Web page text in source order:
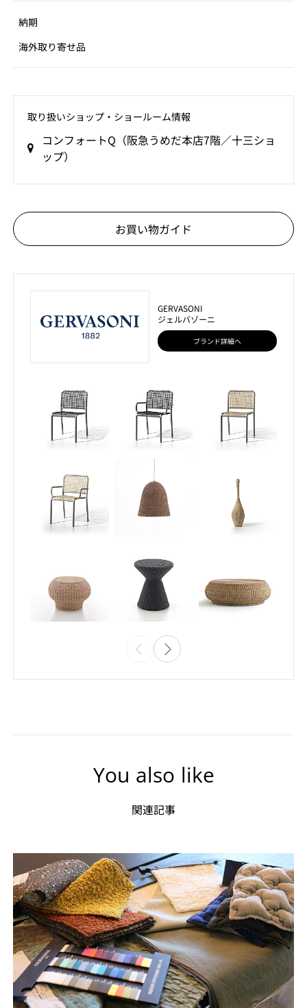
納期
海外取り寄せ品
取り扱いショップ‧ショールーム情報
コンフォートQ（阪急うめだ本店7階／十三ショ
ップ）
お買い物ガイド
GERVASONI
ジェルバゾーニ
ブランド詳細へ
You also like
関連記事